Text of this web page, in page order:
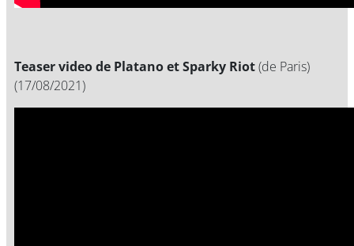
Teaser video de Platano et Sparky Riot(de Paris)
(17/08/2021)